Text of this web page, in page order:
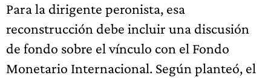
Para la dirigente peronista, esa
reconstrucción debe incluir una discusión
de fondo sobre el vínculo con el Fondo
Monetario Internacional. Según planteó, el